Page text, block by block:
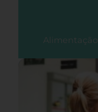
Alimentação